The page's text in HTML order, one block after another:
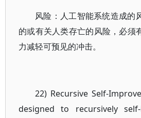
风险：人工智能系统造成的
的或有关人类存亡的风险，必须
力减轻可预见的冲击。
22) Recursive Self-
designed to recursively